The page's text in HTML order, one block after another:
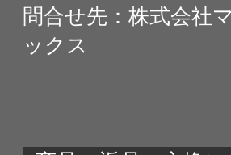
問合せ先：株式会社
ックス